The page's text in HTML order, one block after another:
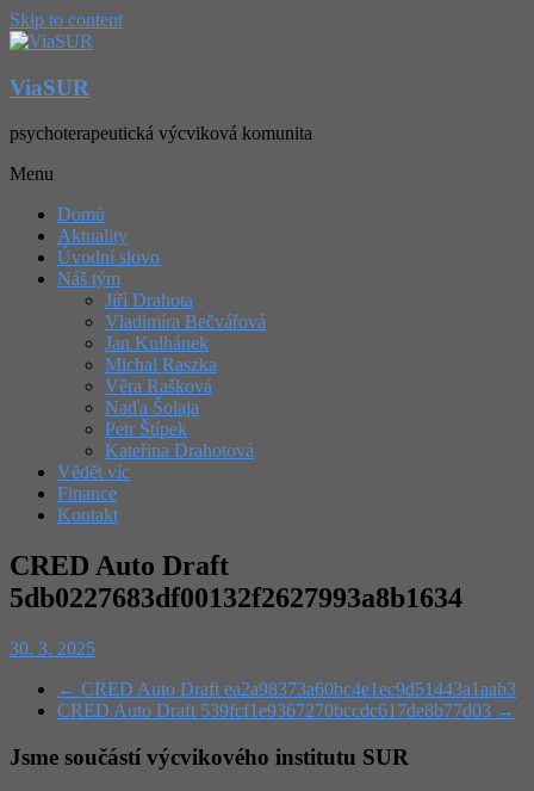
Skip to content
ViaSUR
psychoterapeutická výcviková komunita
Menu
Domů
Aktuality
Úvodní slovo
Náš tým
Jiří Drahota
Vladimíra Bečvářová
Jan Kulhánek
Michal Raszka
Věra Rašková
Naďa Šolaja
Petr Štípek
Kateřina Drahotová
Vědět víc
Finance
Kontakt
CRED Auto Draft
5db0227683df00132f2627993a8b1634
30. 3. 2025
← CRED Auto Draft ea2a98373a60bc4e1ec9d51443a1aab3
CRED Auto Draft 539fcf1e9367270bccdc617de8b77d03 →
Jsme součástí výcvikového institutu SUR